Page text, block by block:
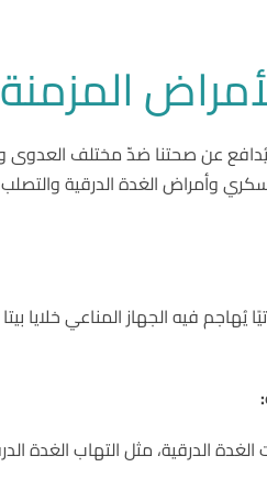
المزمنة
يُدافع عن صحتنا ضدّ مختلف
وأمراض الغدة الدرقية
1 مرضًا مناعيًا ذاتيًا يُهاجم فيه
الغدة الدرقية، مثل التهاب الغدة